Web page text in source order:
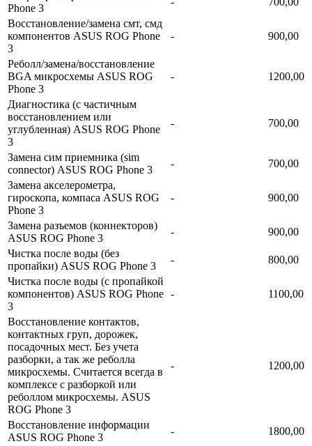
Phone 3
Восстановление/замена смт, смд
компонентов ASUS ROG Phone
3
- 900,00
Реболл/замена/восстановление
BGA микросхемы ASUS ROG
Phone 3
- 1200,00
Диагностика (с частичным
восстановлением или
углубленная) ASUS ROG Phone
3
- 700,00
Замена сим приемника (sim
connector) ASUS ROG Phone 3
-
700,00
Замена акселерометра,
гироскопа, компаса ASUS ROG
Phone 3
- 900,00
Замена разъемов (коннекторов)
ASUS ROG Phone 3
-
900,00
Чистка после воды (без
пропайки) ASUS ROG Phone 3
-
800,00
Чистка после воды (с пропайкой
компонентов) ASUS ROG Phone
3
- 1100,00
Восстановление контактов,
контактных груп, дорожек,
посадочных мест. Без учета
разборки, а так же реболла
микросхемы. Считается всегда в
комплексе с разборкой или
реболлом микросхемы. ASUS
ROG Phone 3
- 1200,00
Восстановление информации
ASUS ROG Phone 3
-
1800,00